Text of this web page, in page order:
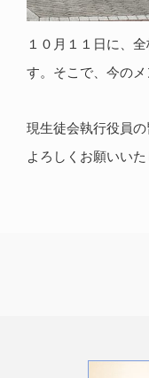
１０月１１日に、
す。そこで、今のメ
現生徒会執行役員
よろしくお願いいた